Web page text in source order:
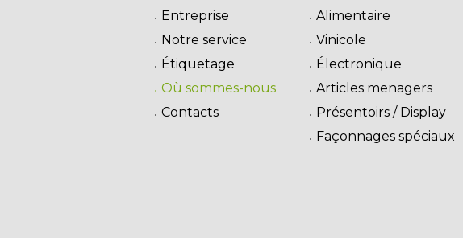
Entreprise
Notre service
Étiquetage
Où sommes-nous
Contacts
Alimentaire
Vinicole
Électronique
Articles menagers
Présentoirs / Display
Façonnages spéciaux